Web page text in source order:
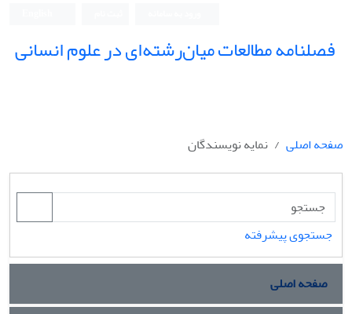
فصلنامه مطالعات میان‌رشته‌ای در علوم انسانی
صفحه اصلی نمایه نویسندگان
جستجوی پیشرفته
صفحه اصلی